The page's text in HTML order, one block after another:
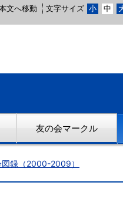
文へ移動 文字サイズ 小 中
友の会マークル
図録（2000-2009）